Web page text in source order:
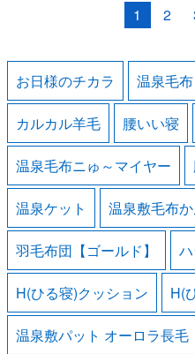
1 2
お日様のチカラ 温泉毛布
カルカル羊毛 腰いい寝
温泉毛布ニゅ～マイヤー
温泉ケット 温泉敷毛布
羽毛布団【ゴールド】
H(ひる寝)クッション H(
温泉敷パット オーロラ長毛